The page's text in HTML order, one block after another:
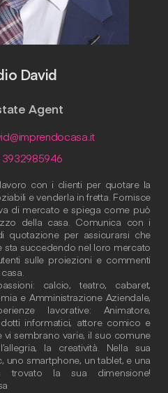
David
Agent
con i clienti per quotare la
e venderla in fretta. Fornisce
di mercato e spiega come può
della casa. Comunica con i
quotazione per assicurarsi che
sta succedendo nel loro mercato
sulle proiezioni e commenti
calcio, teatro, cabaret,
e Amministrazione Aziendale,
lavorative: Animatore,
informatici, attore comico e
vi sembrano varie, il suo comune
la creatività. Nella sua
uno smartphone, un tablet, e una
trovato la sua dimensione!